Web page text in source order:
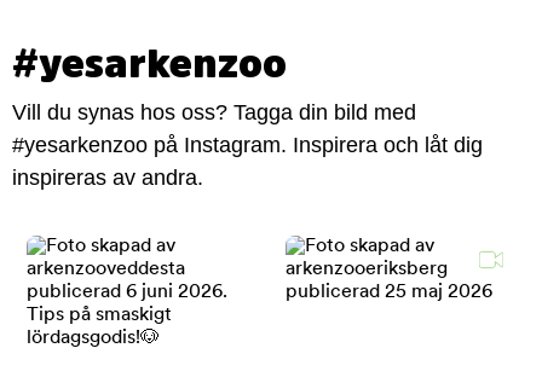
#yesarkenzoo
Vill du synas hos oss? Tagga din bild med
#yesarkenzoo på Instagram. Inspirera och låt dig
inspireras av andra.